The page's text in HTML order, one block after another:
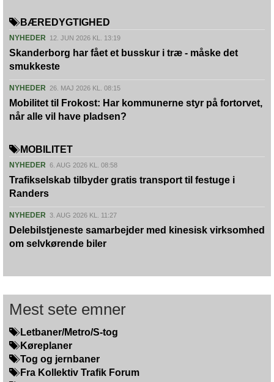
BÆREDYGTIGHED
NYHEDER 12. JUN 2026 KL. 13:19
Skanderborg har fået et busskur i træ - måske det
smukkeste
NYHEDER 26. MAJ 2026 KL. 08:15
Mobilitet til Frokost: Har kommunerne styr på fortorvet,
når alle vil have pladsen?
MOBILITET
NYHEDER 6. AUG 2026 KL. 08:58
Trafikselskab tilbyder gratis transport til festuge i
Randers
NYHEDER 3. AUG 2026 KL. 11:27
Delebilstjeneste samarbejder med kinesisk virksomhed
om selvkørende biler
Mest sete emner
Letbaner/Metro/S-tog
Køreplaner
Tog og jernbaner
Fra Kollektiv Trafik Forum